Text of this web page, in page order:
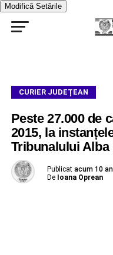
Modifică Setările
CURIER JUDEȚEAN
Peste 27.000 de
2015, la
Tribunalului Alba
Publicat acum 10
De Ioana Oprean